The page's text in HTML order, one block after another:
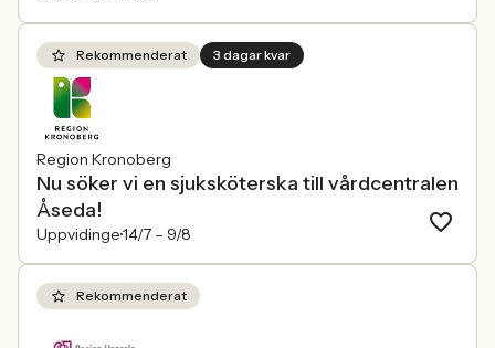
Rekommenderat 3 dagar kvar
Region Kronoberg
Nu söker vi en sjuksköterska till vårdcentralen
Åseda!
Uppvidinge14/7 – 9/8
Rekommenderat